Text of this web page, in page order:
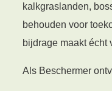
kalkgraslanden,
behouden voor
bijdrage maakt écht
Als Beschermer